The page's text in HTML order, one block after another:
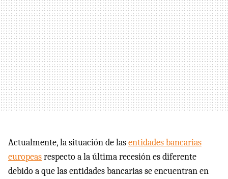
Actualmente, la situación de lasentidades bancarias
europeasrespecto a la última recesión es diferente
debido a que las entidades bancarias se encuentran en